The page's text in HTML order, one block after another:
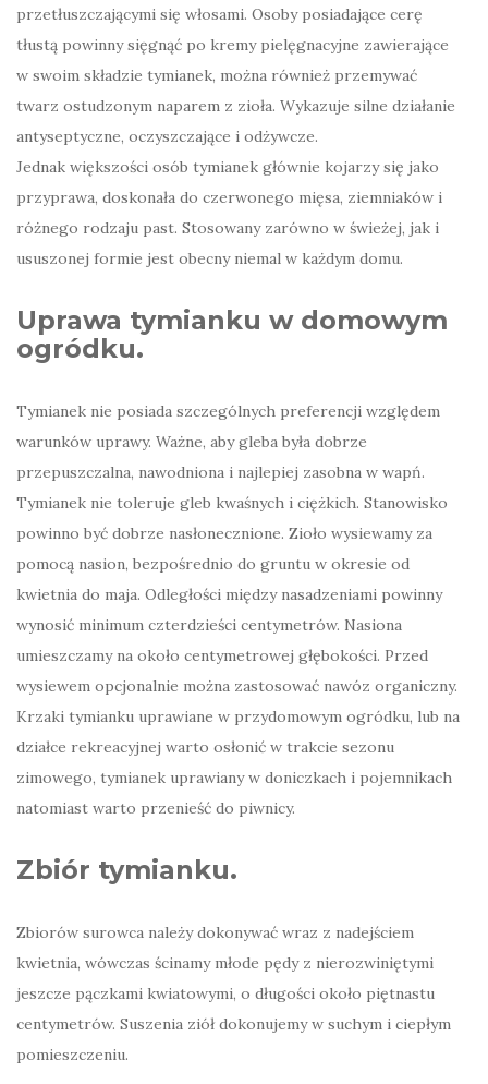
przetłuszczającymi się włosami. Osoby posiadające cerę
tłustą powinny sięgnąć po kremy pielęgnacyjne zawierające
w swoim składzie tymianek, można również przemywać
twarz ostudzonym naparem z zioła. Wykazuje silne działanie
antyseptyczne, oczyszczające i odżywcze.
Jednak większości osób tymianek głównie kojarzy się jako
przyprawa, doskonała do czerwonego mięsa, ziemniaków i
różnego rodzaju past. Stosowany zarówno w świeżej, jak i
ususzonej formie jest obecny niemal w każdym domu.
Uprawa tymianku w domowym
ogródku.
Tymianek nie posiada szczególnych preferencji względem
warunków uprawy. Ważne, aby gleba była dobrze
przepuszczalna, nawodniona i najlepiej zasobna w wapń.
Tymianek nie toleruje gleb kwaśnych i ciężkich. Stanowisko
powinno być dobrze nasłonecznione. Zioło wysiewamy za
pomocą nasion, bezpośrednio do gruntu w okresie od
kwietnia do maja. Odległości między nasadzeniami powinny
wynosić minimum czterdzieści centymetrów. Nasiona
umieszczamy na około centymetrowej głębokości. Przed
wysiewem opcjonalnie można zastosować nawóz organiczny.
Krzaki tymianku uprawiane w przydomowym ogródku, lub na
działce rekreacyjnej warto osłonić w trakcie sezonu
zimowego, tymianek uprawiany w doniczkach i pojemnikach
natomiast warto przenieść do piwnicy.
Zbiór tymianku.
Zbiorów surowca należy dokonywać wraz z nadejściem
kwietnia, wówczas ścinamy młode pędy z nierozwiniętymi
jeszcze pączkami kwiatowymi, o długości około piętnastu
centymetrów. Suszenia ziół dokonujemy w suchym i ciepłym
pomieszczeniu.